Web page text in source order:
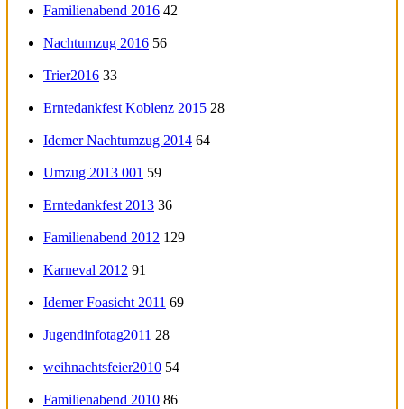
Familienabend 2016 42
Nachtumzug 2016 56
Trier2016 33
Erntedankfest Koblenz 2015 28
Idemer Nachtumzug 2014 64
Umzug 2013 001 59
Erntedankfest 2013 36
Familienabend 2012 129
Karneval 2012 91
Idemer Foasicht 2011 69
Jugendinfotag2011 28
weihnachtsfeier2010 54
Familienabend 2010 86